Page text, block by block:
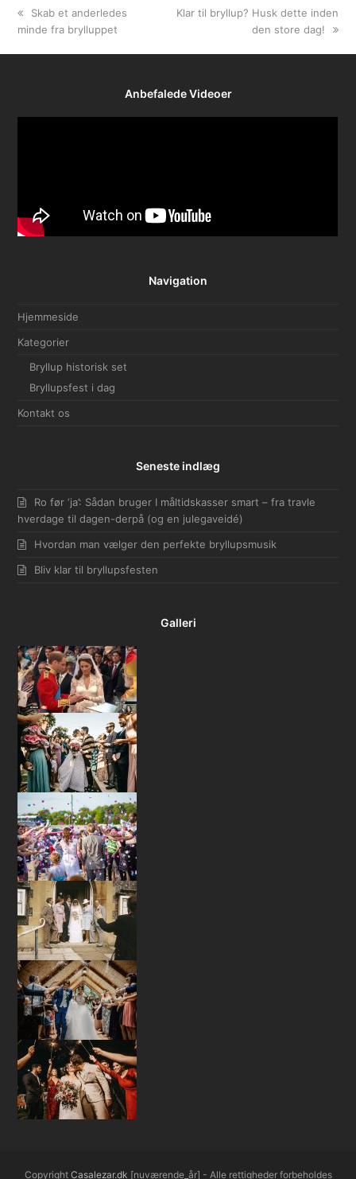
previous
post:
Skab et anderledes
minde fra brylluppet
next
Klar til bryllup? Husk dette inden
den store dag!
Anbefalede Videoer
Navigation
Hjemmeside
Kategorier
Bryllup historisk set
Bryllupsfest i dag
Kontakt os
Seneste indlæg
Ro før ‘ja’: Sådan bruger I måltidskasser smart – fra travle
hverdage til dagen-derpå (og en julegaveidé)
Hvordan man vælger den perfekte bryllupsmusik
Bliv klar til bryllupsfesten
Galleri
Copyright Casalezar.dk [nuværende_år] - Alle rettigheder forbeholdes